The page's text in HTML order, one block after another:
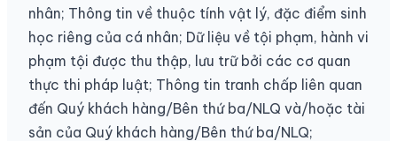
nhân; Thông tin về thuộc tính vật lý, đặc điểm sinh
học riêng của cá nhân; Dữ liệu về tội phạm, hành vi
phạm tội được thu thập, lưu trữ bởi các cơ quan
thực thi pháp luật; Thông tin tranh chấp liên quan
đến Quý khách hàng/Bên thứ ba/NLQ và/hoặc tài
sản của Quý khách hàng/Bên thứ ba/NLQ;